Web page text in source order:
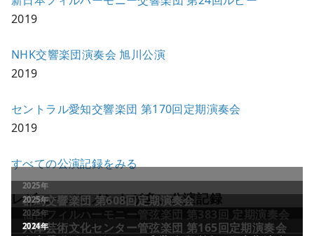
2019
NHK交響楽団演奏会 旭川公演
2019
セントラル愛知交響楽団 第170回定期演奏会
2019
すべての公演記録をみる
レビュー／コメントが多い公演記録